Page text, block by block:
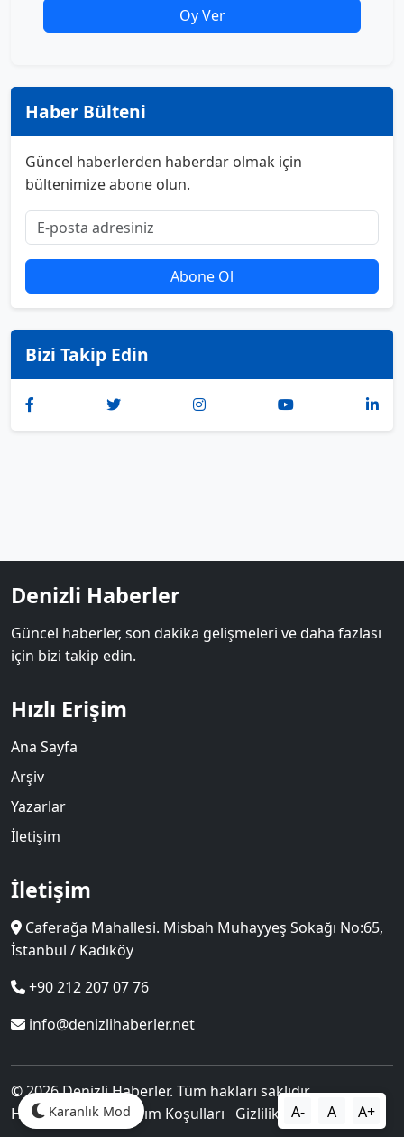
Oy Ver
Haber Bülteni
Güncel haberlerden haberdar olmak için
bültenimize abone olun.
Abone Ol
Bizi Takip Edin
Denizli Haberler
Güncel haberler, son dakika gelişmeleri ve daha fazlası
için bizi takip edin.
Hızlı Erişim
Ana Sayfa
Arşiv
Yazarlar
İletişim
İletişim
Caferağa Mahallesi. Misbah Muhayyeş Sokağı No:65,
İstanbul / Kadıköy
+90 212 207 07 76
info@denizlihaberler.net
© 2026 Denizli Haberler. Tüm hakları saklıdır.
Hakkımızda
Kullanım Koşulları Gizlilik Politikası
Karanlık Mod A- A A+